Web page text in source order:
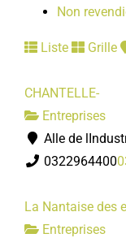
Non
Liste Grille
CHANTELLE-
Entreprises
Alle de
0322964400
La Nantaise des
Entreprises